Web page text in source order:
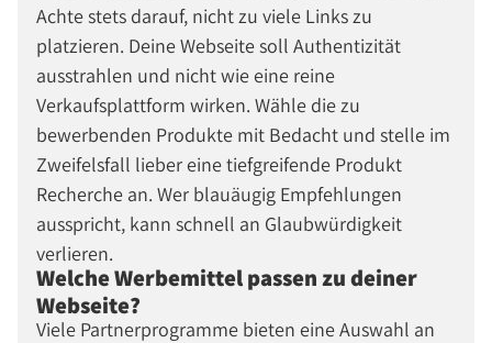
Achte stets darauf, nicht zu viele Links zu
platzieren. Deine Webseite soll Authentizität
ausstrahlen und nicht wie eine reine
Verkaufsplattform wirken. Wähle die zu
bewerbenden Produkte mit Bedacht und stelle im
Zweifelsfall lieber eine tiefgreifende Produkt
Recherche an. Wer blauäugig Empfehlungen
ausspricht, kann schnell an Glaubwürdigkeit
verlieren.
Welche Werbemittel passen zu deiner
Webseite?
Viele Partnerprogramme bieten eine Auswahl an